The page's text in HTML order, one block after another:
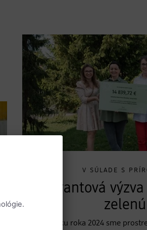
V SÚLADE S
Grantová
zelenú
Na začiatku roka 2024 sme